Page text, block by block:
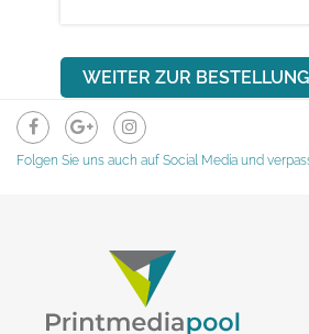
Folgen Sie uns auch auf Social Media und